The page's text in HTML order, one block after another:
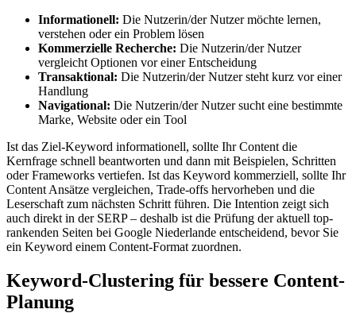
Informationell: Die Nutzerin/der Nutzer möchte lernen,
verstehen oder ein Problem lösen
Kommerzielle Recherche: Die Nutzerin/der Nutzer
vergleicht Optionen vor einer Entscheidung
Transaktional: Die Nutzerin/der Nutzer steht kurz vor einer
Handlung
Navigational: Die Nutzerin/der Nutzer sucht eine bestimmte
Marke, Website oder ein Tool
Ist das Ziel-Keyword informationell, sollte Ihr Content die
Kernfrage schnell beantworten und dann mit Beispielen, Schritten
oder Frameworks vertiefen. Ist das Keyword kommerziell, sollte Ihr
Content Ansätze vergleichen, Trade-offs hervorheben und die
Leserschaft zum nächsten Schritt führen. Die Intention zeigt sich
auch direkt in der SERP – deshalb ist die Prüfung der aktuell top-
rankenden Seiten bei Google Niederlande entscheidend, bevor Sie
ein Keyword einem Content-Format zuordnen.
Keyword-Clustering für bessere Content-
Planung